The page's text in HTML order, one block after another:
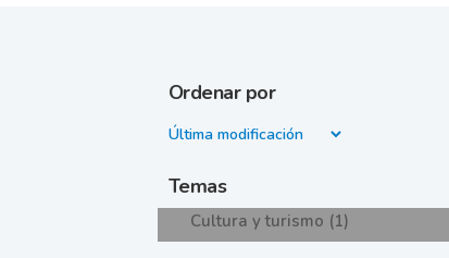
Ordenar por
Temas
Cultura y turismo (1)